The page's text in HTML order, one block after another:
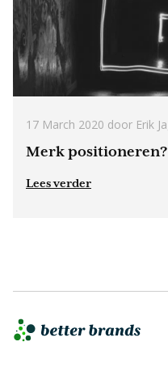
Merk
17 March 2020 door Erik
Lees verder